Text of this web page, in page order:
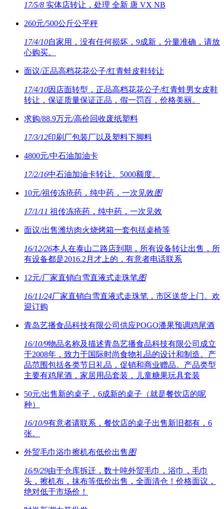
17/5/8 实体店转让，处理 全新 唐 VX NB
260元/500公斤公平秤
17/4/10自家用，没有任何损坏，9成新，分量准确，请放
心购买。
面议/正品高档花花公子/红青蛙皮鞋转让
17/4/10因店面转型，正品高档花花公子/红青蛙男女皮鞋
转让，保证质量保证正品，假一罚百，价格美丽。
求购/88.9万元/高价回收废纸塑料
17/3/12印刷厂包装厂以及塑料下脚料
4800元/中石油加油卡
17/2/16中石油加油卡转让。5000额度。
10元/祖传冻疮药，纯中药，一次见效图
17/1/11 祖传冻疮药，纯中药，一次见效
面议/出售潍坊肉火烧烤箱一套包括桌椅等
16/12/26本人在泰山二路店到期，所有设备转让出售，所
有设备都是2016.2月才上的，有意者电话联系
12元/厂家直销白雪直液式走珠笔图
16/11/24厂家直销白雪直液式走珠笔，市区送货上门。欢
迎订购
青岛艺播食品科技有限公司供应POGO潘果预调鸡尾酒
16/10/9物品名称及描述青岛艺播食品科技有限公司成立
于2008年，致力于国际时尚食物礼品的设计和制造。产
品范围包括各类节日礼品，促销和商业赠品。产品类型
主要有鸡尾酒，家居用品套装，儿童糖果玩具套装
50元/出售新的桌子，6成新的桌子（就是餐饮店的呢
种）
16/10/9有意者请联系，餐饮店的桌子出售新旧都有，6
张。
外贸毛巾浴巾擦机布低价出售图
16/9/29由于仓库拆迁，数十吨外贸毛巾，浴巾，毛巾
头，擦机布，抹布等低价出售，全面清仓！价格面议，
绝对低于市场价！